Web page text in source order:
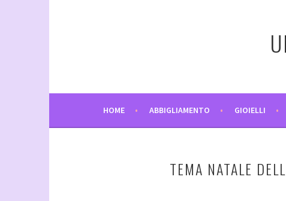
HOME ABBIGLIAMENTO GIOIELLI
TEMA NATALE